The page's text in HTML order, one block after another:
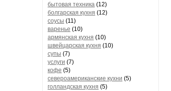
бытовая техника (12)
болгарская кухня (12)
соусы (11)
варенье (10)
армянская кухня (10)
швейцарская кухня (10)
супы (7)
услуги (7)
кофе (5)
североамериканские кухни (5)
голландская кухня (5)